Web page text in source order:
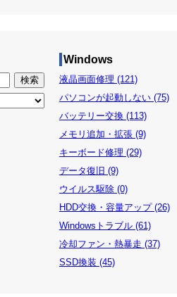
Windows
液晶画面修理 (121)
パソコンが起動しない (75)
バッテリー交換 (113)
メモリ追加・拡張 (9)
キーボード修理 (29)
データ復旧 (9)
ウイルス駆除 (0)
HDD交換・容量アップ (26)
Windowsトラブル (61)
冷却ファン・熱暴走 (37)
SSD換装 (45)